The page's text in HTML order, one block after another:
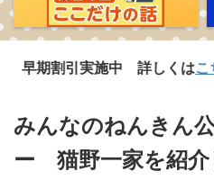
実施中 詳しくは こちら
みんなのねんきん
ー 猫野一家を紹介